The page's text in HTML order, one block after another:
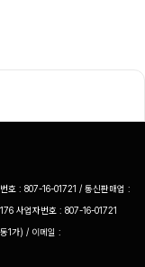
호 : 807-16-01721 / 통신판매업 :
사업자번호 : 807-16-01721
1가) / 이메일 :